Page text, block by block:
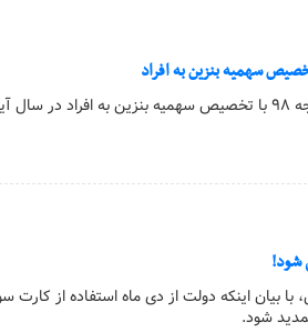
سهمیه بنزین به افراد
شود!
بیان اینکه دولت از دی ماه استفاده از
شود.